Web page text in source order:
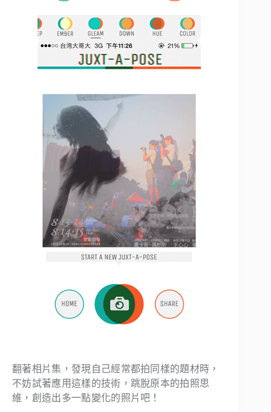
翻著相片集，發現自己經常都拍同樣的題材時，
不妨試著應用這樣的技術，跳脫原本的拍照思
維，創造出多一點變化的照片吧！